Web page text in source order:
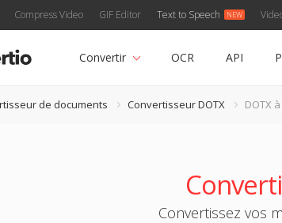
Compress Video GIF Editor Text to Speech
Convertir OCR API
de documents Convertisseur DOTX DOTX à
Convertissez vos